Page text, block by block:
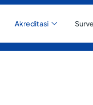
Akreditasi